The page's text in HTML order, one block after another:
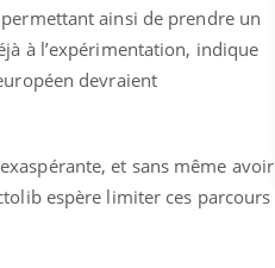
ainsi de prendre un
à l’expérimentation, indique
devraient
et sans même avoir
espère limiter ces parcours